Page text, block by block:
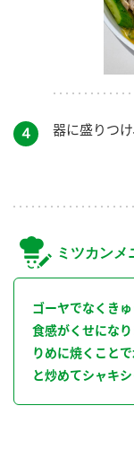
４ 器に盛りつ
ミツカンメ
ゴーヤでなくき
食感がくせにな
りめに焼くこと
と炒めてシャキ